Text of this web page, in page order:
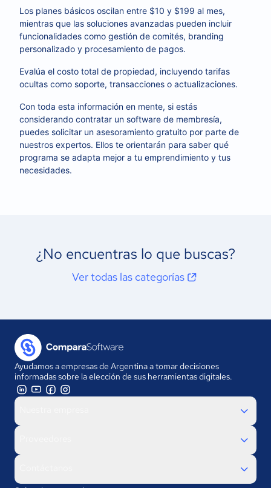
Los planes básicos oscilan entre $10 y $199 al mes,
mientras que las soluciones avanzadas pueden incluir
funcionalidades como gestión de comités, branding
personalizado y procesamiento de pagos.
Evalúa el costo total de propiedad, incluyendo tarifas
ocultas como soporte, transacciones o actualizaciones.
Con toda esta información en mente, si estás
considerando contratar un software de membresía,
puedes solicitar un asesoramiento gratuito por parte de
nuestros expertos. Ellos te orientarán para saber qué
programa se adapta mejor a tu emprendimiento y tus
necesidades.
¿No encuentras lo que buscas?
Ver todas las categorías
Ayudamos a empresas de Argentina a tomar decisiones
informadas sobre la elección de sus herramientas digitales.